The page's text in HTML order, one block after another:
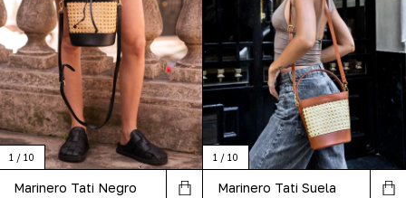
1 / 10
Marinero Tati Negro
1 / 10
Marinero Tati Suela